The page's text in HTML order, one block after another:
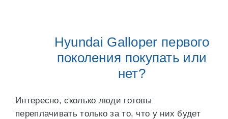
Hyundai Galloper первого
поколения покупать или
нет?
Интересно, сколько люди готовы
переплачивать только за то, что у них будет